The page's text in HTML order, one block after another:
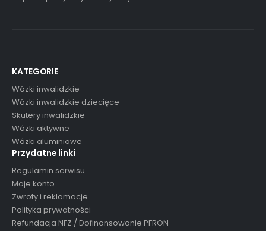
KATEGORIE
Wózki inwalidzkie
Wózki inwalidzkie dziecięce
Skutery inwalidzkie
Wózki aktywne
Wózki aluminiowe
Przydatne linki
Regulamin serwisu
Moje konto
Zwroty i reklamacje
Polityka prywatności
Refundacja NFZ / Dofinansowanie PFRON